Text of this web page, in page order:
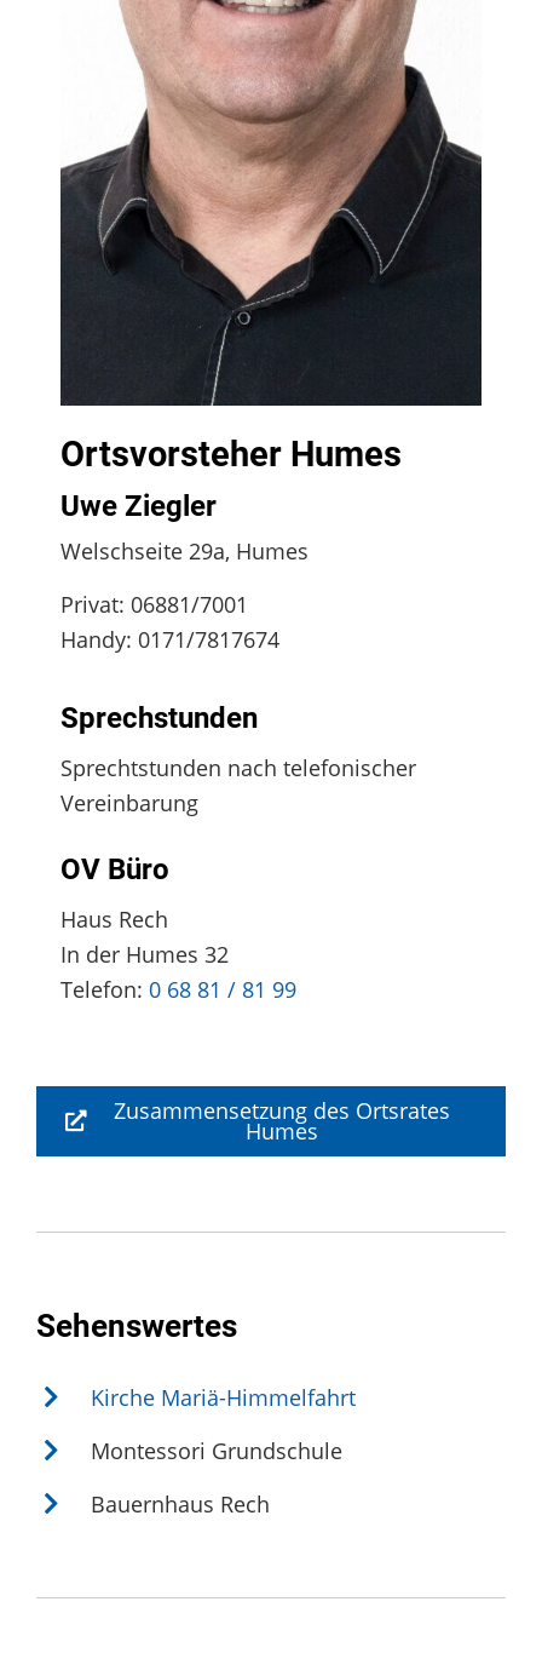
Ortsvorsteher Humes
Uwe Ziegler
Welschseite 29a, Humes
Privat: 06881/7001
Handy: 0171/7817674
Sprechstunden
Sprechtstunden nach telefonischer
Vereinbarung
OV Büro
Haus Rech
In der Humes 32
Telefon: 0 68 81 / 81 99
Zusammensetzung des Ortsrates
Humes
Sehenswertes
Kirche Mariä-Himmelfahrt
Montessori Grundschule
Bauernhaus Rech